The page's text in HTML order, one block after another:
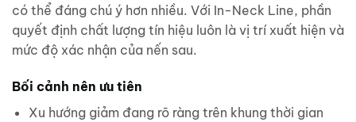
có thể đáng chú ý hơn nhiều. Với In-Neck Line, phần
quyết định chất lượng tín hiệu luôn là vị trí xuất hiện và
mức độ xác nhận của nến sau.
Bối cảnh nên ưu tiên
Xu hướng giảm đang rõ ràng trên khung thời gian